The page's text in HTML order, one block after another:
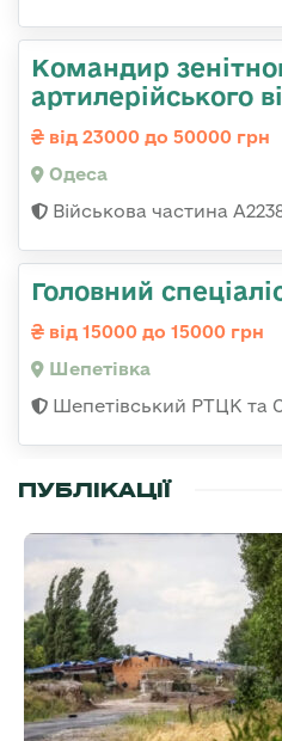
Командир
артилерійського
від 23000 до 50000 грн
Одеса
Військова частина
Головний
від 15000 до 15000 грн
Шепетівка
Шепетівський РТЦК та
ПУБЛІКАЦІЇ